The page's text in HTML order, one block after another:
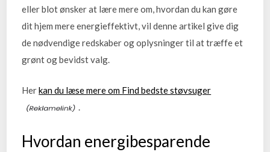
eller blot ønsker at lære mere om, hvordan du kan gøre
dit hjem mere energieffektivt, vil denne artikel give dig
de nødvendige redskaber og oplysninger til at træffe et
grønt og bevidst valg.
Herkan du læse mere om Find bedste støvsuger
.
Hvordan energibesparende